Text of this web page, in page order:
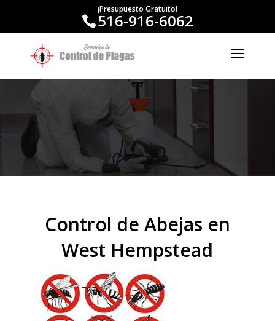
¡Presupuesto Gratuito!
516-916-6062
Control de Abejas en
West Hempstead